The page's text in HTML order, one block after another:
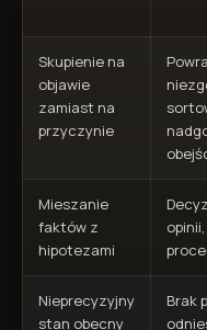
Skupienie na
objawie
zamiast na
przyczynie
Mieszanie
faktów z
hipotezami
Nieprecyzyjny
stan obecny
Brak